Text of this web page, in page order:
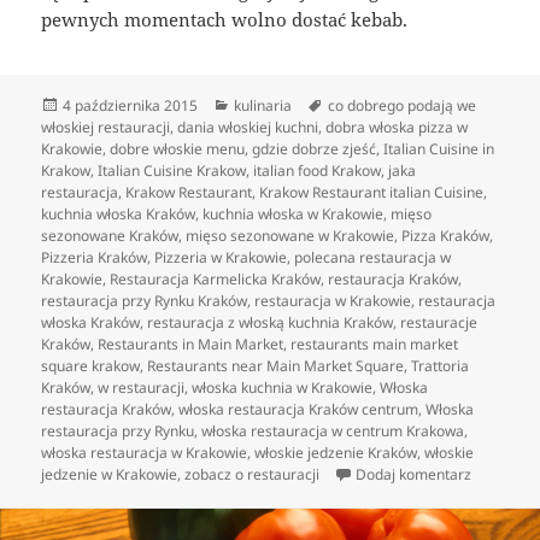
pewnych momentach wolno dostać kebab.
Data
publikacji
4 października 2015 Kategorie
kulinaria Tagi
co dobrego podają we
włoskiej restauracji,dania włoskiej kuchni,dobra włoska pizza w
Krakowie,dobre włoskie menu,gdzie dobrze zjeść,Italian Cuisine in
Krakow,Italian Cuisine Krakow, italian food Krakow, jaka
restauracja, Krakow Restaurant, Krakow Restaurant italian Cuisine,
kuchnia włoska Kraków, kuchnia włoska w Krakowie, mięso
sezonowane Kraków, mięso sezonowane w Krakowie, Pizza Kraków,
Pizzeria Kraków, Pizzeria w Krakowie, polecana restauracja w
Krakowie, Restauracja Karmelicka Kraków, restauracja Kraków,
restauracja przy Rynku Kraków, restauracja w Krakowie, restauracja
włoska Kraków, restauracja z włoską kuchnia Kraków, restauracje
Kraków, Restaurants in Main Market, restaurants main market
square krakow, Restaurants near Main Market Square,Trattoria
Kraków,w restauracji,włoska kuchnia w Krakowie,Włoska
restauracja Kraków,włoska restauracja Kraków centrum,Włoska
restauracja przy Rynku,włoska restauracja w centrum Krakowa,
włoska restauracja w Krakowie,włoskie jedzenie Kraków,włoskie
jedzenie w Krakowie,zobacz o restauracji Dodaj komentarz